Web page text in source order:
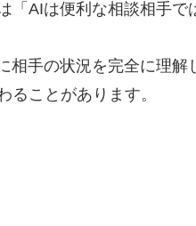
「AIは便利な相談相手
相手の状況を完全に理
ることがあります。